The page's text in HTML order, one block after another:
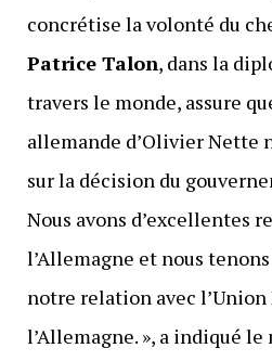
concrétise la volonté du
Patrice Talon, dans la
travers le monde, assure
allemande d’Olivier Nette
sur la décision du
Nous avons d’excellentes
l’Allemagne et nous
notre relation avec l’Union
l’Allemagne. », a indiqué